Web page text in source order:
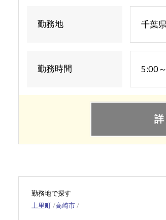
勤務地 千葉
勤務時間 5:00
勤務地で探す
上里町 高崎市